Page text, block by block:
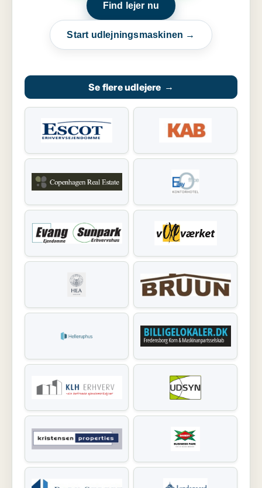
Find lejer nu
Start udlejningsmaskinen →
Se flere udlejere →